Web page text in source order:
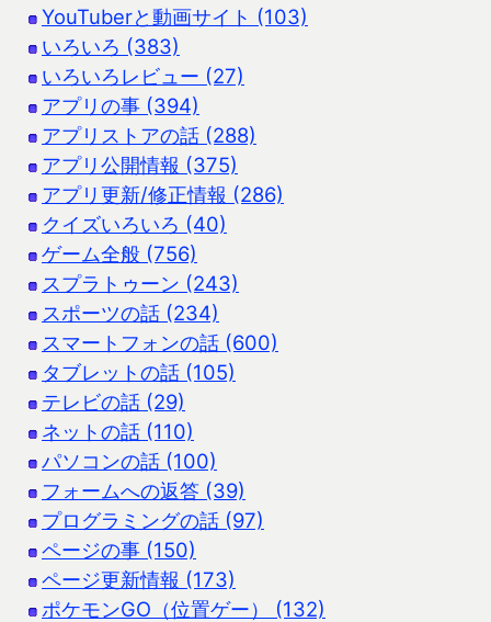
YouTuberと動画サイト (103)
いろいろ (383)
いろいろレビュー (27)
アプリの事 (394)
アプリストアの話 (288)
アプリ公開情報 (375)
アプリ更新/修正情報 (286)
クイズいろいろ (40)
ゲーム全般 (756)
スプラトゥーン (243)
スポーツの話 (234)
スマートフォンの話 (600)
タブレットの話 (105)
テレビの話 (29)
ネットの話 (110)
パソコンの話 (100)
フォームへの返答 (39)
プログラミングの話 (97)
ページの事 (150)
ページ更新情報 (173)
ポケモンGO（位置ゲー） (132)